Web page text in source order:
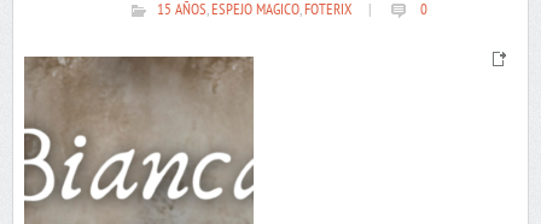
15 AÑOS,ESPEJO MAGICO,FOTERIX 0